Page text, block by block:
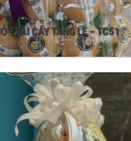
TRÁI CÂY TANG LỄ – TC51